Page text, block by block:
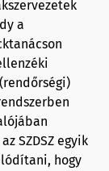
a
SZDSZ egyik
hogy